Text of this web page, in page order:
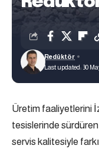
Last updated: 30
Redüktör
Üretim faaliyetlerini
tesislerinde
servis kalitesiyle